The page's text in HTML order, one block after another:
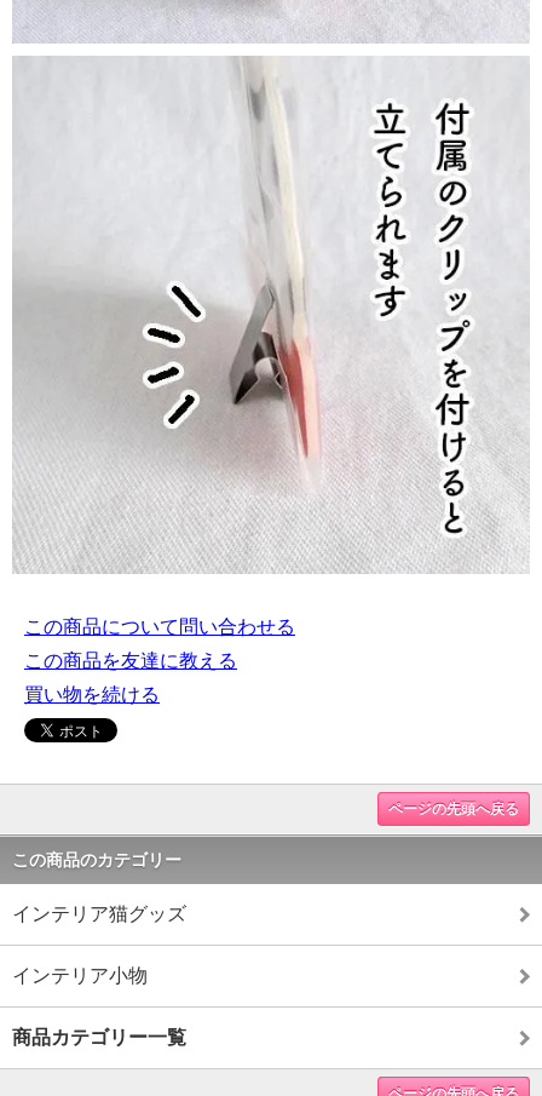
この商品について問い合わせる
この商品を友達に教える
買い物を続ける
ページの先頭へ戻る
この商品のカテゴリー
インテリア猫グッズ
インテリア小物
商品カテゴリー一覧